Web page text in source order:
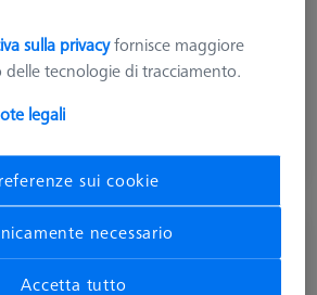
sulla privacyfornisce maggiore
tecnologie di tracciamento.
legali
sui cookie
necessario
Accetta tutto